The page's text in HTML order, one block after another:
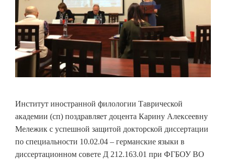
Институт иностранной филологии Таврической
академии (сп) поздравляет доцента Карину Алексеевну
Мележик с успешной защитой докторской диссертации
по специальности 10.02.04 – германские языки в
диссертационном совете Д 212.163.01 при ФГБОУ ВО